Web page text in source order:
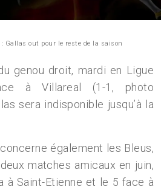
Gallas out pour le reste de la saison
genou droit, mardi en Ligue
à Villareal (1-1, photo
sera indisponible jusqu’à la
également les Bleus,
matches amicaux en juin,
à Saint-Etienne et le 5 face à